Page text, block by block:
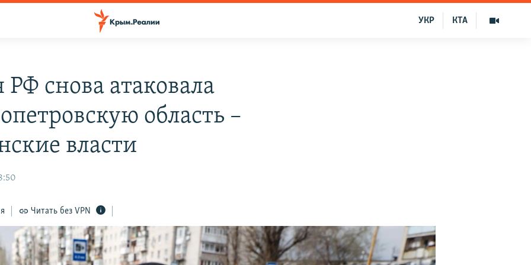
КТА
УКР
снова атаковала
область –
власти
Читать без VPN